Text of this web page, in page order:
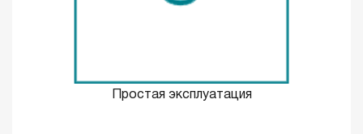
Простая эксплуатация